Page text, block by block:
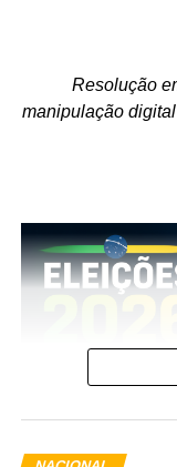
Resolução
manipulação